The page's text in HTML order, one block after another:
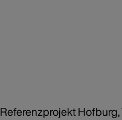
Referenzprojekt Hofburg,